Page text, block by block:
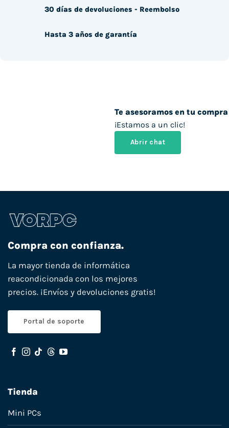
Te asesoramos en tu compra
¡Estamos a un clic!
Abrir chat
30 días de devoluciones - Reembolso
Hasta 3 años de garantía
Compra con confianza.
La mayor tienda de informática
reacondicionada con los mejores
precios. ¡Envíos y devoluciones gratis!
Portal de soporte
Tienda
Mini PCs